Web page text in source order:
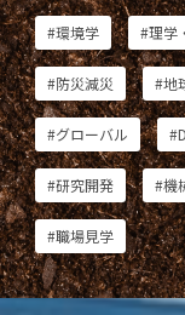
#環境学 #理学
#防災減災 #地
#グローバル
#研究開発 #機
#職場見学